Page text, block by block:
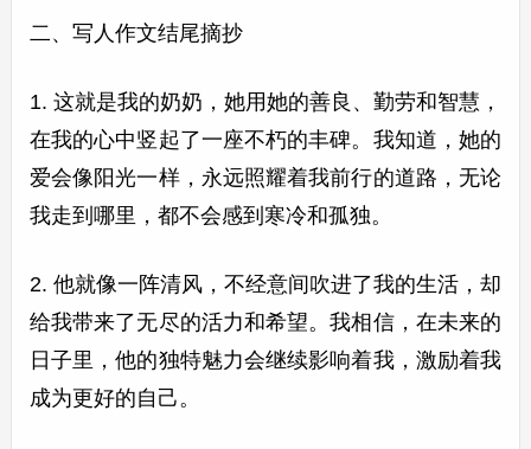
二、写人作文结尾摘抄
1. 这就是我的奶奶，她用她的善良、勤劳和智慧，
在我的心中竖起了一座不朽的丰碑。我知道，她的
爱会像阳光一样，永远照耀着我前行的道路，无论
我走到哪里，都不会感到寒冷和孤独。
2. 他就像一阵清风，不经意间吹进了我的生活，却
给我带来了无尽的活力和希望。我相信，在未来的
日子里，他的独特魅力会继续影响着我，激励着我
成为更好的自己。